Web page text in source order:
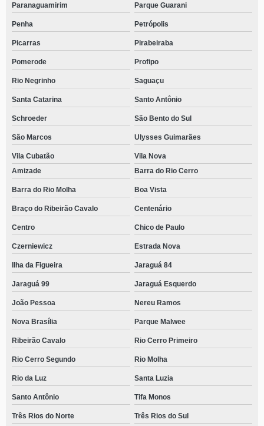
Paranaguamirim Parque Guarani
Penha Petrópolis
Picarras Pirabeiraba
Pomerode Profipo
Rio Negrinho Saguaçu
Santa Catarina Santo Antônio
Schroeder São Bento do Sul
São Marcos Ulysses Guimarães
Vila Cubatão
Vila Nova
Amizade
Barra do Rio Cerro
Barra do Rio Molha Boa Vista
Braço do Ribeirão Cavalo Centenário
Centro Chico de Paulo
Czerniewicz Estrada Nova
Ilha da Figueira Jaraguá 84
Jaraguá 99 Jaraguá Esquerdo
João Pessoa Nereu Ramos
Nova Brasília Parque Malwee
Ribeirão Cavalo Rio Cerro Primeiro
Rio Cerro Segundo Rio Molha
Rio da Luz Santa Luzia
Santo Antônio Tifa Monos
Três Rios do Norte Três Rios do Sul